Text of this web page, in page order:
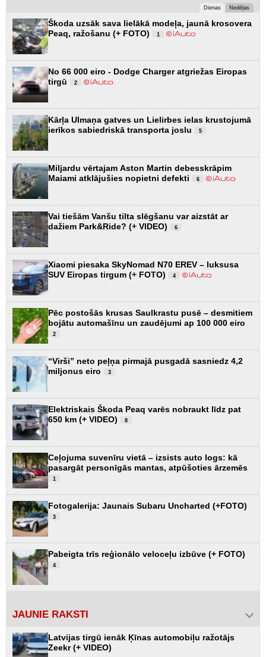
Dienas Nedēļas
Škoda uzsāk sava lielākā modeļa, jaunā krosovera
Peaq, ražošanu (+ FOTO)
1
No 66 000 eiro - Dodge Charger atgriežas Eiropas
tirgū
2
Kārļa Ulmaņa gatves un Lielirbes ielas krustojumā
ierīkos sabiedriskā transporta joslu
5
Miljardu vērtajam Aston Martin debesskrāpim
Maiami atklājušies nopietni defekti
6
Vai tiešām Vanšu tilta slēgšanu var aizstāt ar
dažiem Park&Ride? (+ VIDEO)
6
Xiaomi piesaka SkyNomad N70 EREV – luksusa
SUV Eiropas tirgum (+ FOTO)
4
Pēc postošās krusas Saulkrastu pusē – desmitiem
bojātu automašīnu un zaudējumi ap 100 000 eiro
2
“Virši” neto peļņa pirmajā pusgadā sasniedz 4,2
miljonus eiro
3
Elektriskais Škoda Peaq varēs nobraukt līdz pat
650 km (+ VIDEO)
8
Ceļojuma suvenīru vietā – izsists auto logs: kā
pasargāt personīgās mantas, atpūšoties ārzemēs
1
Fotogalerija: Jaunais Subaru Uncharted (+FOTO)
3
Pabeigta trīs reģionālo veloceļu izbūve (+ FOTO)
4
JAUNIE RAKSTI
Latvijas tirgū ienāk Ķīnas automobiļu ražotājs
Zeekr (+ VIDEO)